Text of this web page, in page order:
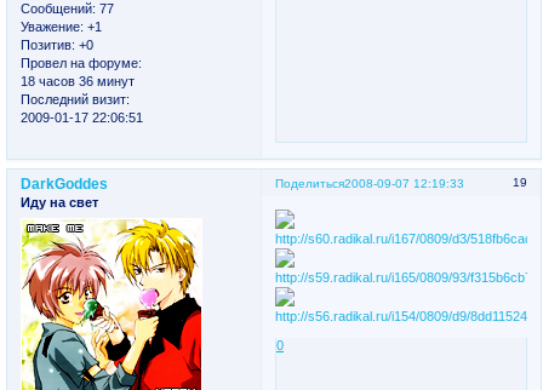
Сообщений: 77
Уважение: +1
Позитив: +0
Провел на форуме:
18 часов 36 минут
Последний визит:
2009-01-17 22:06:51
Поделиться 19
2008-09-07 12:19:33
DarkGoddes
Иду на свет
0